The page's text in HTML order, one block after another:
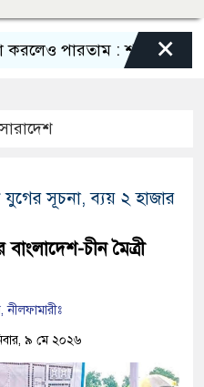
: শাকিব খান ×
সারাদেশ
যুগের সূচনা, ব্যয় ২ হাজার
চীন মৈত্রী
৯ মে ২০২৬